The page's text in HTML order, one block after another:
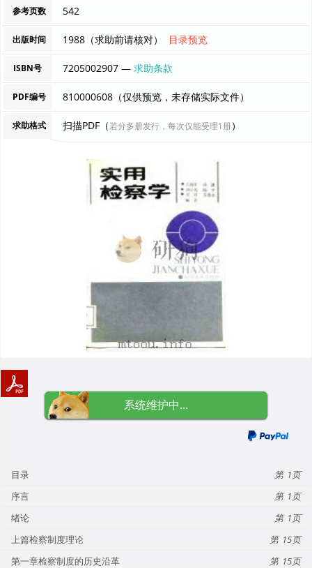
参考页数 542
出版时间 1988（求助前请核对） 目录预览
ISBN号 7205002907 —求助条款
PDF编号 810000608（仅供预览，未存储实际文件）
求助格式 扫描PDF（若分多册发行，每次仅能受理1册）
系统维护中...
目录
1
序言
1
绪论
1
上篇检察制度理论
15
第一章检察制度的历史沿革
15